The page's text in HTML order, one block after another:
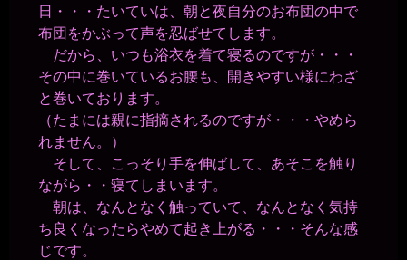
日・・・たいていは、朝と夜自分のお布団の中で
布団をかぶって声を忍ばせてします。
だから、いつも浴衣を着て寝るのですが・・・
その中に巻いているお腰も、開きやすい様にわざ
と巻いております。
（たまには親に指摘されるのですが・・・やめら
れません。）
そして、こっそり手を伸ばして、あそこを触り
ながら・・寝てしまいます。
朝は、なんとなく触っていて、なんとなく気持
ち良くなったらやめて起き上がる・・・そんな感
じです。